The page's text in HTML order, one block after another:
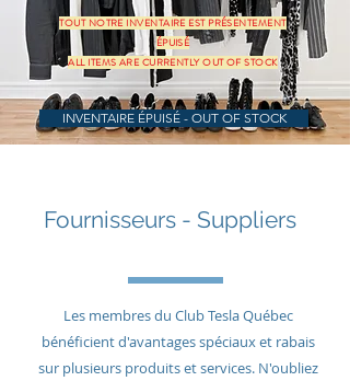
TOUT NOTRE INVENTAIRE EST PRÉSENTEMENT
ÉPUISÉ
ALL ITEMS ARE CURRENTLY OUT OF STOCK
INVENTAIRE ÉPUISÉ - OUT OF STOCK
Fournisseurs - Suppliers
Les membres du Club Tesla Québec
bénéficient d'avantages spéciaux et rabais
sur plusieurs produits et services. N'oubliez